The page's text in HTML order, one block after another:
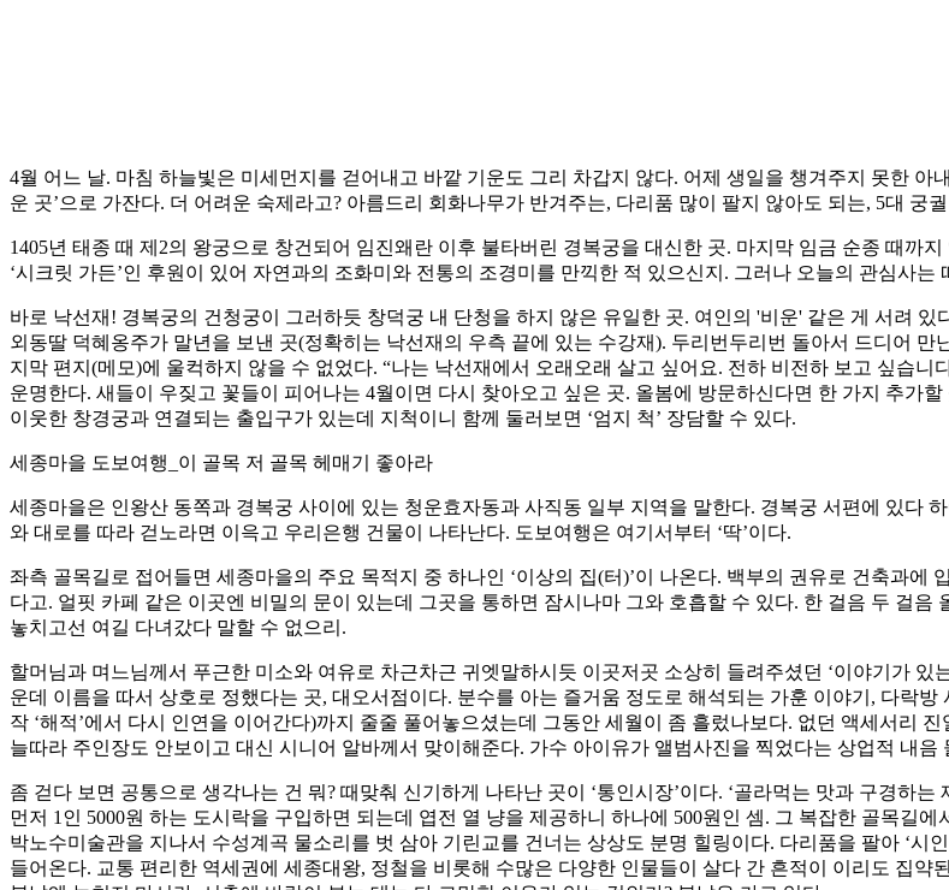
4월 어느 날. 마침 하늘빛은 미세먼지를 걷어내고 바깥 기운도 그리 차갑지 않다. 어제 생일을 챙겨주지 못한
운 곳’으로 가잔다. 더 어려운 숙제라고? 아름드리 회화나무가 반겨주는, 다리품 많이 팔지 않아도 되는, 5대 궁
1405년 태종 때 제2의 왕궁으로 창건되어 임진왜란 이후 불타버린 경복궁을 대신한 곳. 마지막 임금 순종 때까
‘시크릿 가든’인 후원이 있어 자연과의 조화미와 전통의 조경미를 만끽한 적 있으신지. 그러나 오늘의 관심사는
바로 낙선재! 경복궁의 건청궁이 그러하듯 창덕궁 내 단청을 하지 않은 유일한 곳. 여인의 '비운' 같은 게 서려
외동딸 덕혜옹주가 말년을 보낸 곳(정확히는 낙선재의 우측 끝에 있는 수강재). 두리번두리번 돌아서 드디어
지막 편지(메모)에 울컥하지 않을 수 없었다. “나는 낙선재에서 오래오래 살고 싶어요. 전하 비전하 보고 싶습니
운명한다. 새들이 우짖고 꽃들이 피어나는 4월이면 다시 찾아오고 싶은 곳. 올봄에 방문하신다면 한 가지 추가
이웃한 창경궁과 연결되는 출입구가 있는데 지척이니 함께 둘러보면 ‘엄지 척’ 장담할 수 있다.
세종마을 도보여행_이 골목 저 골목 헤매기 좋아라
세종마을은 인왕산 동쪽과 경복궁 사이에 있는 청운효자동과 사직동 일부 지역을 말한다. 경복궁 서편에 있다
와 대로를 따라 걷노라면 이윽고 우리은행 건물이 나타난다. 도보여행은 여기서부터 ‘딱’이다.
좌측 골목길로 접어들면 세종마을의 주요 목적지 중 하나인 ‘이상의 집(터)’이 나온다. 백부의 권유로 건축과에
다고. 얼핏 카페 같은 이곳엔 비밀의 문이 있는데 그곳을 통하면 잠시나마 그와 호흡할 수 있다. 한 걸음 두 걸
놓치고선 여길 다녀갔다 말할 수 없으리.
할머님과 며느님께서 푸근한 미소와 여유로 차근차근 귀엣말하시듯 이곳저곳 소상히 들려주셨던 ‘이야기가
운데 이름을 따서 상호로 정했다는 곳, 대오서점이다. 분수를 아는 즐거움 정도로 해석되는 가훈 이야기, 다락
작 ‘해적’에서 다시 인연을 이어간다)까지 줄줄 풀어놓으셨는데 그동안 세월이 좀 흘렀나보다. 없던 액세서리
늘따라 주인장도 안보이고 대신 시니어 알바께서 맞이해준다. 가수 아이유가 앨범사진을 찍었다는 상업적 내음
좀 걷다 보면 공통으로 생각나는 건 뭐? 때맞춰 신기하게 나타난 곳이 ‘통인시장’이다. ‘골라먹는 맛과 구경하
먼저 1인 5000원 하는 도시락을 구입하면 되는데 엽전 열 냥을 제공하니 하나에 500원인 셈. 그 복잡한 골목길
박노수미술관을 지나서 수성계곡 물소리를 벗 삼아 기린교를 건너는 상상도 분명 힐링이다. 다리품을 팔아 ‘시
들어온다. 교통 편리한 역세권에 세종대왕, 정철을 비롯해 수많은 다양한 인물들이 살다 간 흔적이 이리도 집약